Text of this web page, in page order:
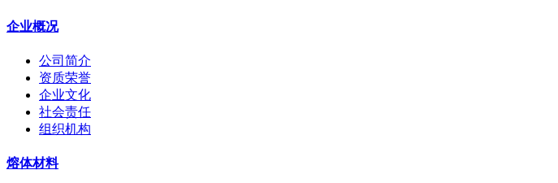
企业概况
公司简介
资质荣誉
企业文化
社会责任
组织机构
熔体材料